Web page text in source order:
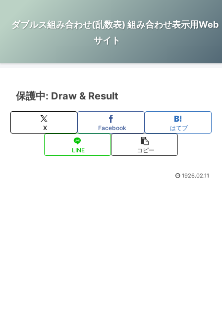
ダブルス組み合わせ(乱数表) 組み合わせ表示用Web
サイト
保護中: Draw & Result
X Facebook はてブ
LINE コピー
1926.02.11